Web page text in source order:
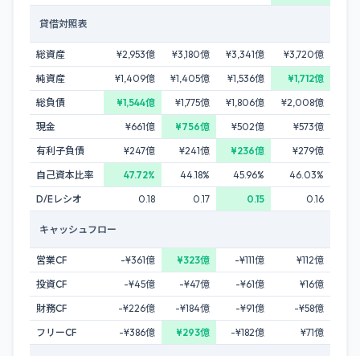
貸借対照表
総資産 ¥2,953億 ¥3,180億 ¥3,341億
¥3,720億
純資産
¥1,409億 ¥1,405億 ¥1,536億
¥1,712億
総負債
¥1,544億 ¥1,775億 ¥1,806億
¥2,008億
現金
¥661億 ¥756億 ¥502億
¥573億
有利子負債
¥247億 ¥241億 ¥236億
¥279億
自己資本比率
47.72% 44.18% 45.96%
46.03%
D/Eレシオ
0.18 0.17 0.15 0.16
キャッシュフロー
営業CF -¥361億 ¥323億 -¥111億
¥112億
投資CF
-¥45億 -¥47億 -¥61億
¥16億
財務CF
-¥226億 -¥184億 -¥91億
-¥58億
フリーCF
-¥386億 ¥293億 -¥182億 ¥71億